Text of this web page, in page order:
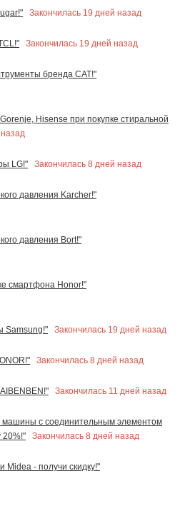
Закончилась 19 дней назад
Закончилась 19 дней назад
бренда CAT!"
Hisense при покупке стиральной
LG!"
Закончилась 8 дней назад
давления Karcher!"
давления Bort!"
смартфона Honor!"
Samsung!"
Закончилась 19 дней назад
Закончилась 8 дней назад
Закончилась 11 дней назад
машины с соединительным элементом
20%!"
Закончилась 8 дней назад
Midea - получи скидку!"